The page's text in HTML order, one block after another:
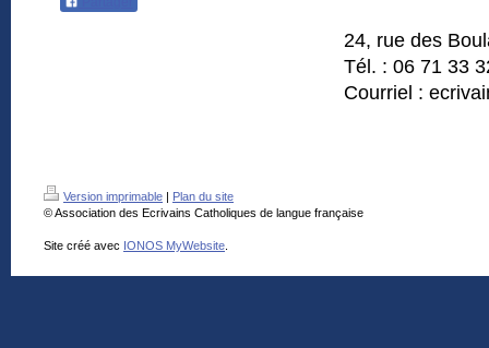
24, rue des
Tél. : 06 71 33
Courriel :
Version imprimable | Plan du site
© Association des Ecrivains Catholiques de langue française
Site créé avec IONOS MyWebsite